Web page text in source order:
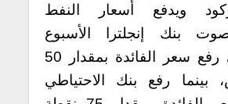
ويدفع أسعار النفط
بنك إنجلترا الأسبوع
الماضي على رفع سعر الفائدة بمقدار 50
بينما رفع بنك الاحتياطي